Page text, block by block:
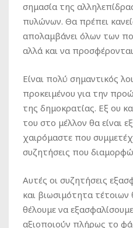
σημασία της
πυλώνων. Θα πρέπει
απολαμβάνει όλων των
αλλά και να προσφέρονται
Είναι πολύ σημαντικός
προκειμένου για την
της δημοκρατίας. Εξ ου
του στο μέλλον θα είναι
χαιρόμαστε που
συζητήσεις που
Αυτές οι συζητήσεις
και βιωσιμότητα τέτοιων
θέλουμε να
αξιοποιούν πλήρως το